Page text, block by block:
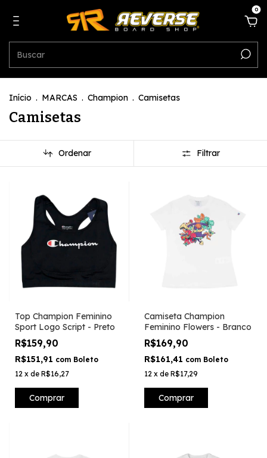
0
Início . MARCAS . Champion . Camisetas
Camisetas
Ordenar Filtrar
Top Champion Feminino
Sport Logo Script - Preto
R$159,90
R$151,91 com Boleto
12 x de R$16,27
Comprar
Camiseta Champion
Feminino Flowers - Branco
R$169,90
R$161,41 com Boleto
12 x de R$17,29
Comprar